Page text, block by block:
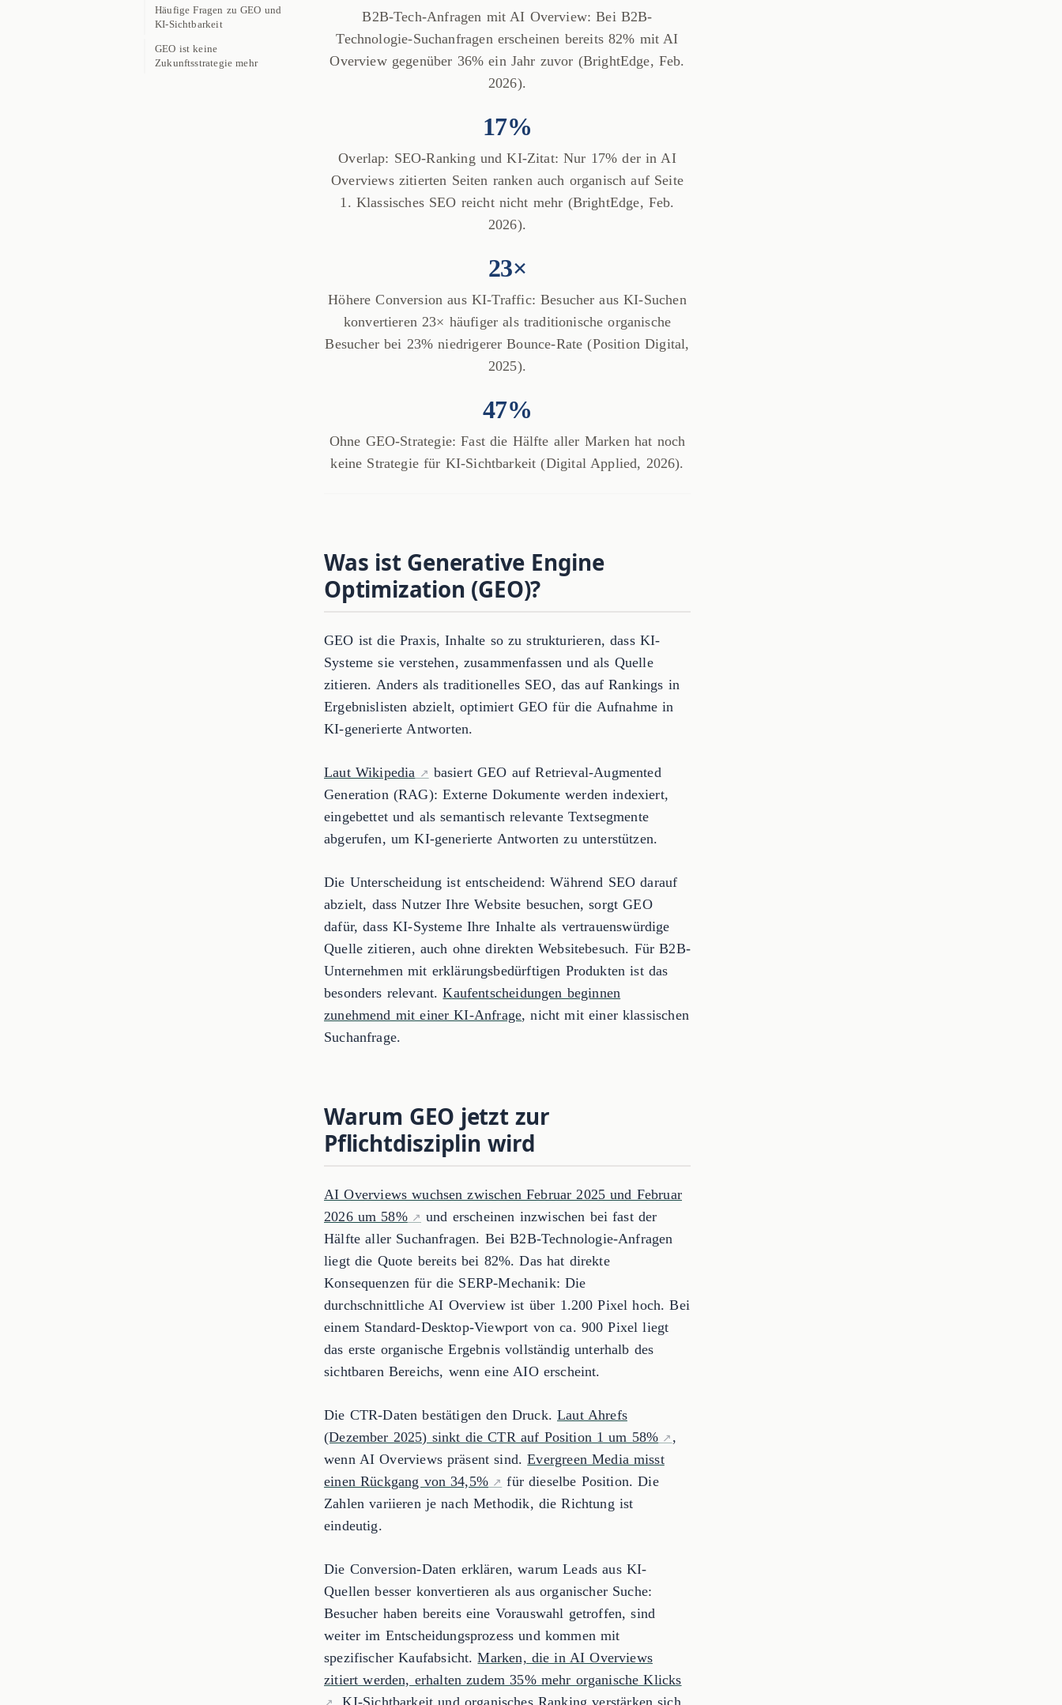
Häufige Fragen zu GEO und
KI-Sichtbarkeit
GEO ist keine
Zukunftsstrategie mehr
B2B-Tech-Anfragen mit AI Overview: Bei B2B-
Technologie-Suchanfragen erscheinen bereits 82% mit AI
Overview gegenüber 36% ein Jahr zuvor (BrightEdge, Feb.
2026).
17%
Overlap: SEO-Ranking und KI-Zitat: Nur 17% der in AI
Overviews zitierten Seiten ranken auch organisch auf Seite
1. Klassisches SEO reicht nicht mehr (BrightEdge, Feb.
2026).
23×
Höhere Conversion aus KI-Traffic: Besucher aus KI-Suchen
konvertieren 23× häufiger als traditionische organische
Besucher bei 23% niedrigerer Bounce-Rate (Position Digital,
2025).
47%
Ohne GEO-Strategie: Fast die Hälfte aller Marken hat noch
keine Strategie für KI-Sichtbarkeit (Digital Applied, 2026).
Was ist Generative Engine
Optimization (GEO)?
GEO ist die Praxis, Inhalte so zu strukturieren, dass KI-
Systeme sie verstehen, zusammenfassen und als Quelle
zitieren. Anders als traditionelles SEO, das auf Rankings in
Ergebnislisten abzielt, optimiert GEO für die Aufnahme in
KI-generierte Antworten.
Laut Wikipedia
basiert GEO auf Retrieval-Augmented
Generation (RAG): Externe Dokumente werden indexiert,
eingebettet und als semantisch relevante Textsegmente
abgerufen, um KI-generierte Antworten zu unterstützen.
Die Unterscheidung ist entscheidend: Während SEO darauf
abzielt, dass Nutzer Ihre Website besuchen, sorgt GEO
dafür, dass KI-Systeme Ihre Inhalte als vertrauenswürdige
Quelle zitieren, auch ohne direkten Websitebesuch. Für B2B-
Unternehmen mit erklärungsbedürftigen Produkten ist das
besonders relevant.Kaufentscheidungen beginnen
zunehmend mit einer KI-Anfrage, nicht mit einer klassischen
Suchanfrage.
Warum GEO jetzt zur
Pflichtdisziplin wird
AI Overviews wuchsen zwischen Februar 2025 und Februar
2026 um 58%
und erscheinen inzwischen bei fast der
Hälfte aller Suchanfragen. Bei B2B-Technologie-Anfragen
liegt die Quote bereits bei 82%. Das hat direkte
Konsequenzen für die SERP-Mechanik: Die
durchschnittliche AI Overview ist über 1.200 Pixel hoch. Bei
einem Standard-Desktop-Viewport von ca. 900 Pixel liegt
das erste organische Ergebnis vollständig unterhalb des
sichtbaren Bereichs, wenn eine AIO erscheint.
Die CTR-Daten bestätigen den Druck. Laut Ahrefs
(Dezember 2025) sinkt die CTR auf Position 1 um 58%
,
wenn AI Overviews präsent sind.Evergreen Media misst
einen Rückgang von 34,5%
für dieselbe Position. Die
Zahlen variieren je nach Methodik, die Richtung ist
eindeutig.
Die Conversion-Daten erklären, warum Leads aus KI-
Quellen besser konvertieren als aus organischer Suche:
Besucher haben bereits eine Vorauswahl getroffen, sind
weiter im Entscheidungsprozess und kommen mit
spezifischer Kaufabsicht.Marken, die in AI Overviews
zitiert werden, erhalten zudem 35% mehr organische Klicks
. KI-Sichtbarkeit und organisches Ranking verstärken sich